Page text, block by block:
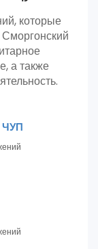
которые
а также
ЧУП